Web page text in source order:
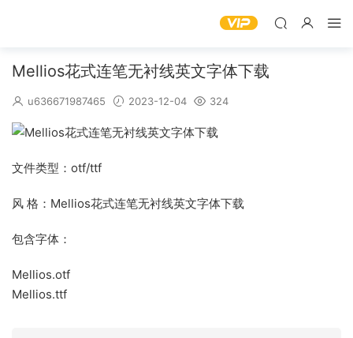
Mellios花式连笔无衬线英文字体下载
u636671987465 2023-12-04 324
文件类型：otf/ttf
风 格：Mellios花式连笔无衬线英文字体下载
包含字体：
Mellios.otf
Mellios.ttf